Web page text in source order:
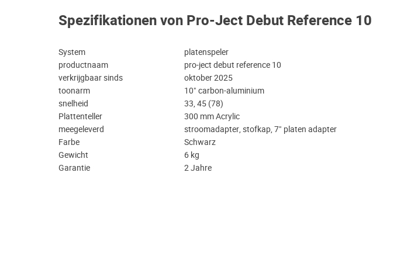
Spezifikationen von Pro-Ject Debut Reference 10
System
platenspeler
productnaam
pro-ject debut reference 10
verkrijgbaar sinds
oktober 2025
toonarm
10" carbon-aluminium
snelheid
33, 45 (78)
Plattenteller
300 mm Acrylic
meegeleverd
stroomadapter, stofkap, 7" platen adapter
Farbe
Schwarz
Gewicht
6 kg
Garantie
2 Jahre